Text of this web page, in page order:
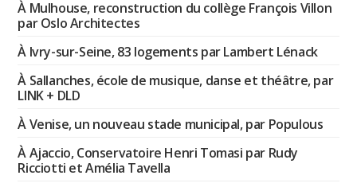
À Mulhouse, reconstruction du collège François Villon
par Oslo Architectes
À Ivry-sur-Seine, 83 logements par Lambert Lénack
À Sallanches, école de musique, danse et théâtre, par
LINK + DLD
À Venise, un nouveau stade municipal, par Populous
À Ajaccio, Conservatoire Henri Tomasi par Rudy
Ricciotti et Amélia Tavella